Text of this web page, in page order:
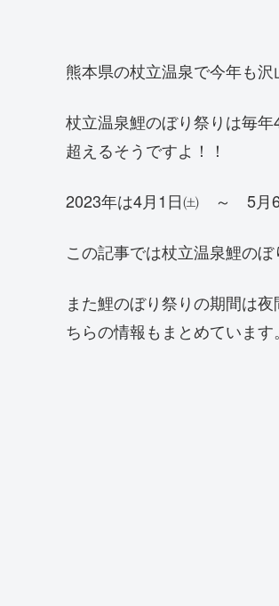
熊本県の杖立温泉で今年も
杖立温泉鯉のぼり祭りは毎
超えるそうですよ！！
2023年は4月1日㈯ ～ 5月6
この記事では杖立温泉鯉の
また鯉のぼり祭りの期間は
ちらの情報もまとめています。